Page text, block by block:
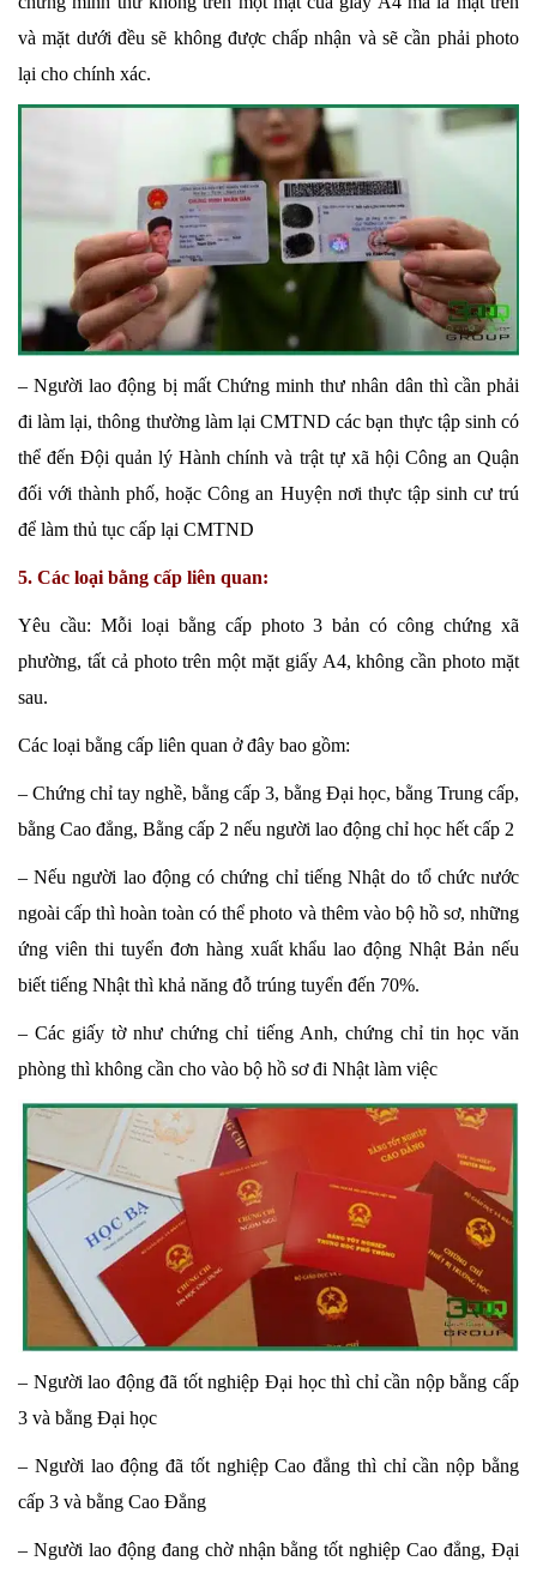
và mặt dưới đều sẽ không được chấp nhận và sẽ cần phải photo
lại cho chính xác.
– Người lao động bị mất Chứng minh thư nhân dân thì cần phải
đi làm lại, thông thường làm lại CMTND các bạn thực tập sinh có
thể đến Đội quản lý Hành chính và trật tự xã hội Công an Quận
đối với thành phố, hoặc Công an Huyện nơi thực tập sinh cư trú
để làm thủ tục cấp lại CMTND
5. Các loại bằng cấp liên quan:
Yêu cầu: Mỗi loại bằng cấp photo 3 bản có công chứng xã
phường, tất cả photo trên một mặt giấy A4, không cần photo mặt
sau.
Các loại bằng cấp liên quan ở đây bao gồm:
– Chứng chỉ tay nghề, bằng cấp 3, bằng Đại học, bằng Trung cấp,
bằng Cao đẳng, Bằng cấp 2 nếu người lao động chỉ học hết cấp 2
– Nếu người lao động có chứng chỉ tiếng Nhật do tổ chức nước
ngoài cấp thì hoàn toàn có thể photo và thêm vào bộ hồ sơ, những
ứng viên thi tuyển đơn hàng xuất khẩu lao động Nhật Bản nếu
biết tiếng Nhật thì khả năng đỗ trúng tuyển đến 70%.
– Các giấy tờ như chứng chỉ tiếng Anh, chứng chỉ tin học văn
phòng thì không cần cho vào bộ hồ sơ đi Nhật làm việc
– Người lao động đã tốt nghiệp Đại học thì chỉ cần nộp bằng cấp
3 và bằng Đại học
– Người lao động đã tốt nghiệp Cao đẳng thì chỉ cần nộp bằng
cấp 3 và bằng Cao Đẳng
– Người lao động đang chờ nhận bằng tốt nghiệp Cao đẳng, Đại